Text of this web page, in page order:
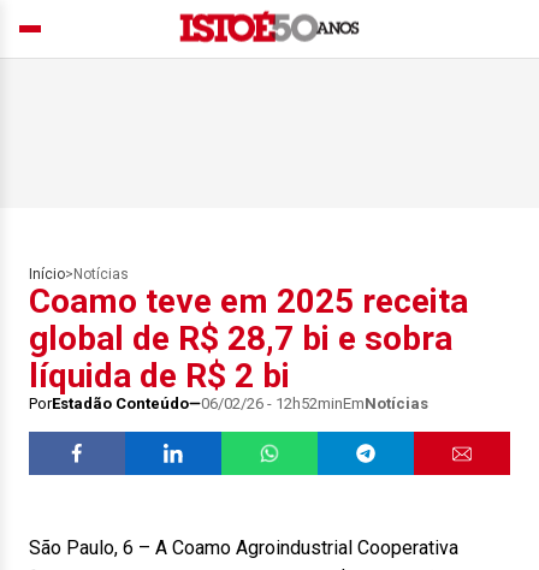
Início> Notícias
Coamo teve em 2025 receita
global de R$ 28,7 bi e sobra
líquida de R$ 2 bi
PorEstadão Conteúdo 06/02/26 - 12h52minEmNotícias
São Paulo, 6 – A Coamo Agroindustrial Cooperativa